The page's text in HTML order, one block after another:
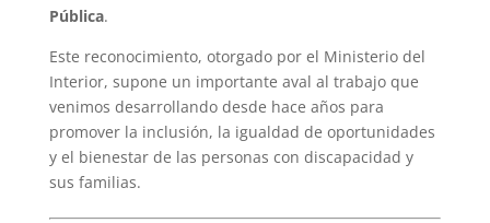
Pública.
Este reconocimiento, otorgado por el Ministerio del
Interior, supone un importante aval al trabajo que
venimos desarrollando desde hace años para
promover la inclusión, la igualdad de oportunidades
y el bienestar de las personas con discapacidad y
sus familias.